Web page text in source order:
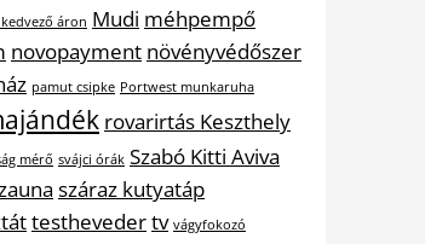
áron Mudi méhpempő
novopayment növényvédőszer
pamut csipke Portwest munkaruha
rovarirtás Keszthely
mérő svájci órák Szabó Kitti Aviva
száraz kutyatáp
testhevedertv vágyfokozó